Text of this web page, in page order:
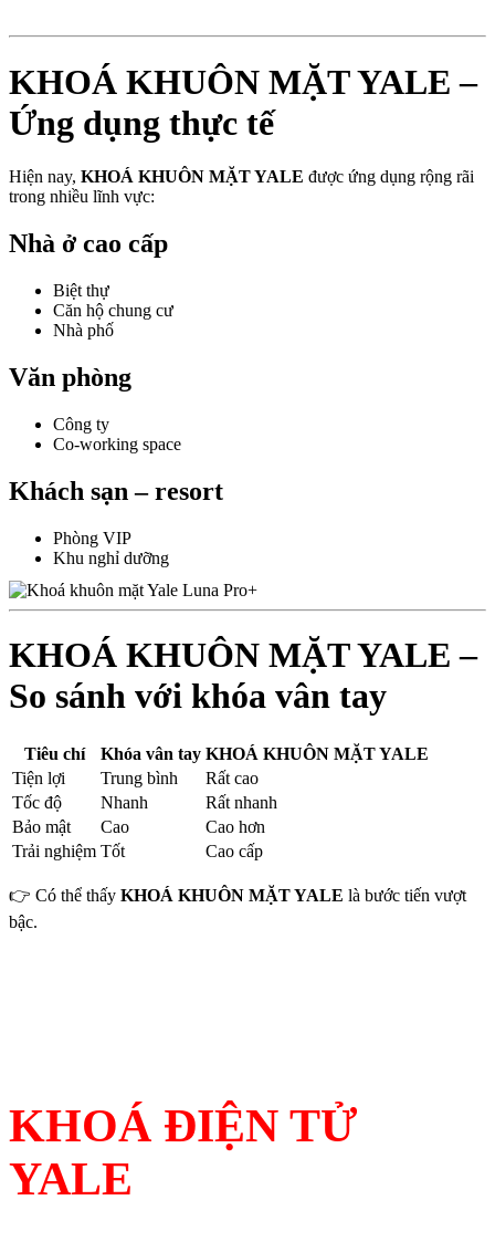
KHOÁ KHUÔN MẶT YALE –
Ứng dụng thực tế
Hiện nay, KHOÁ KHUÔN MẶT YALE được ứng dụng rộng rãi
trong nhiều lĩnh vực:
Nhà ở cao cấp
Biệt thự
Căn hộ chung cư
Nhà phố
Văn phòng
Công ty
Co-working space
Khách sạn – resort
Phòng VIP
Khu nghỉ dưỡng
KHOÁ KHUÔN MẶT YALE –
So sánh với khóa vân tay
Tiêu chí Khóa vân tay KHOÁ KHUÔN MẶT YALE
Tiện lợi
Trung bình
Rất cao
Tốc độ
Nhanh
Rất nhanh
Bảo mật
Cao
Cao hơn
Trải nghiệm Tốt Cao cấp
👉 Có thể thấy KHOÁ KHUÔN MẶT YALE là bước tiến vượt
bậc.
KHOÁ ĐIỆN TỬ
YALE